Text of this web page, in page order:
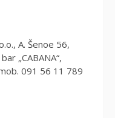
A. Šenoe 56,
„CABANA“,
091 56 11 789